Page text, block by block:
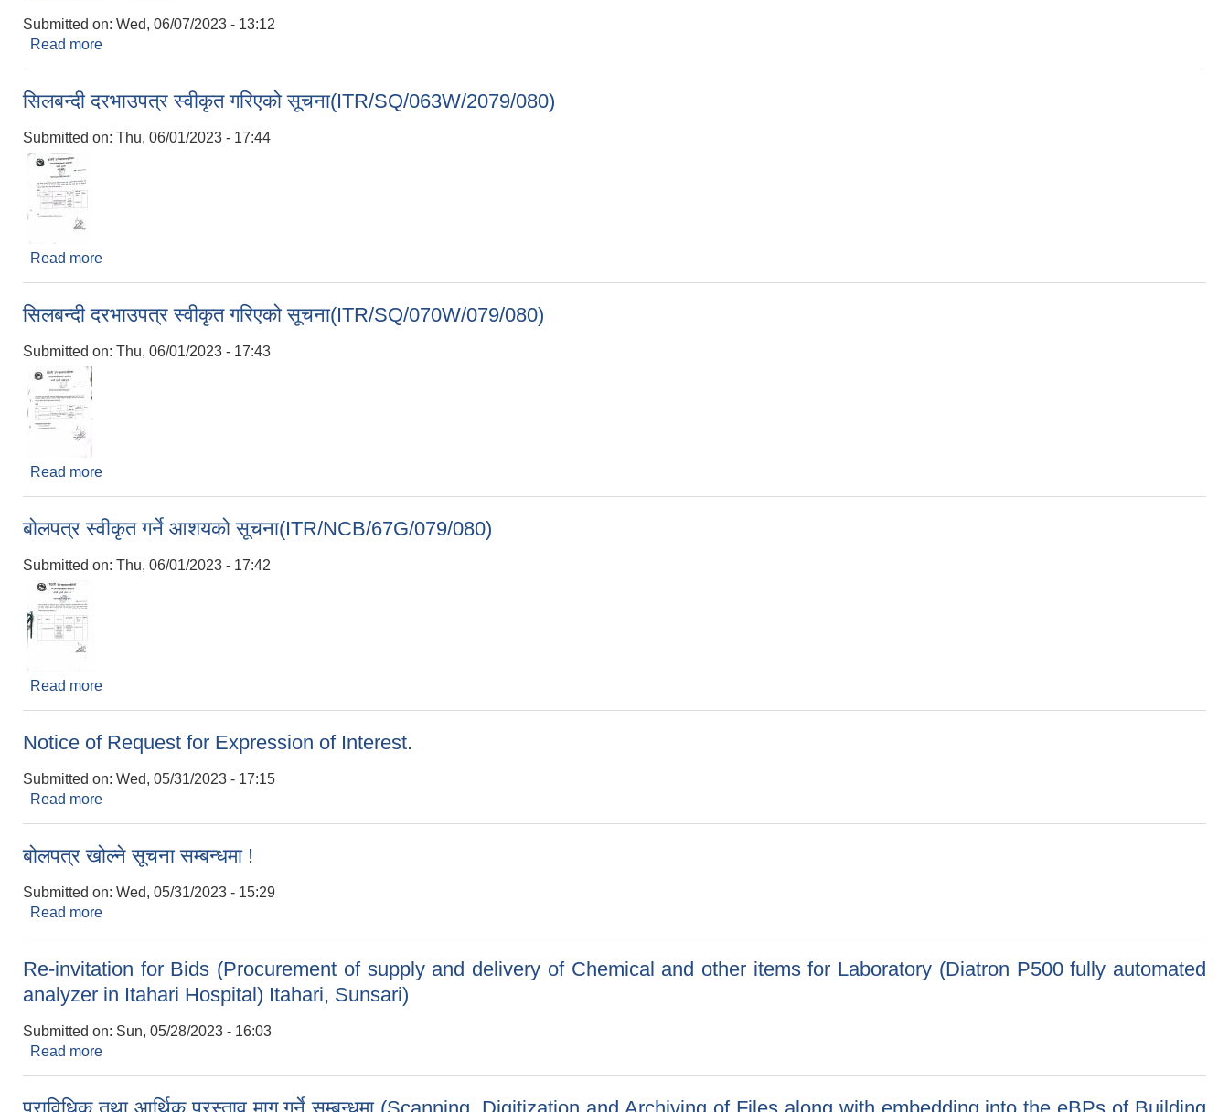
Submitted on: Wed, 06/07/2023 - 13:12
Read more
सिलबन्दी दरभाउपत्र स्वीकृत गरिएको सूचना(ITR/SQ/063W/2079/080)
Submitted on: Thu, 06/01/2023 - 17:44
Read more
सिलबन्दी दरभाउपत्र स्वीकृत गरिएको सूचना(ITR/SQ/070W/079/080)
Submitted on: Thu, 06/01/2023 - 17:43
Read more
बोलपत्र स्वीकृत गर्ने आशयको सूचना(ITR/NCB/67G/079/080)
Submitted on: Thu, 06/01/2023 - 17:42
Read more
Notice of Request for Expression of Interest.
Submitted on: Wed, 05/31/2023 - 17:15
Read more
बोलपत्र खोल्ने सूचना सम्बन्धमा !
Submitted on: Wed, 05/31/2023 - 15:29
Read more
Re-invitation for Bids (Procurement of supply and delivery of Chemical and other items for Laboratory (Diatron P500 fully automated
analyzer in Itahari Hospital) Itahari, Sunsari)
Submitted on: Sun, 05/28/2023 - 16:03
Read more